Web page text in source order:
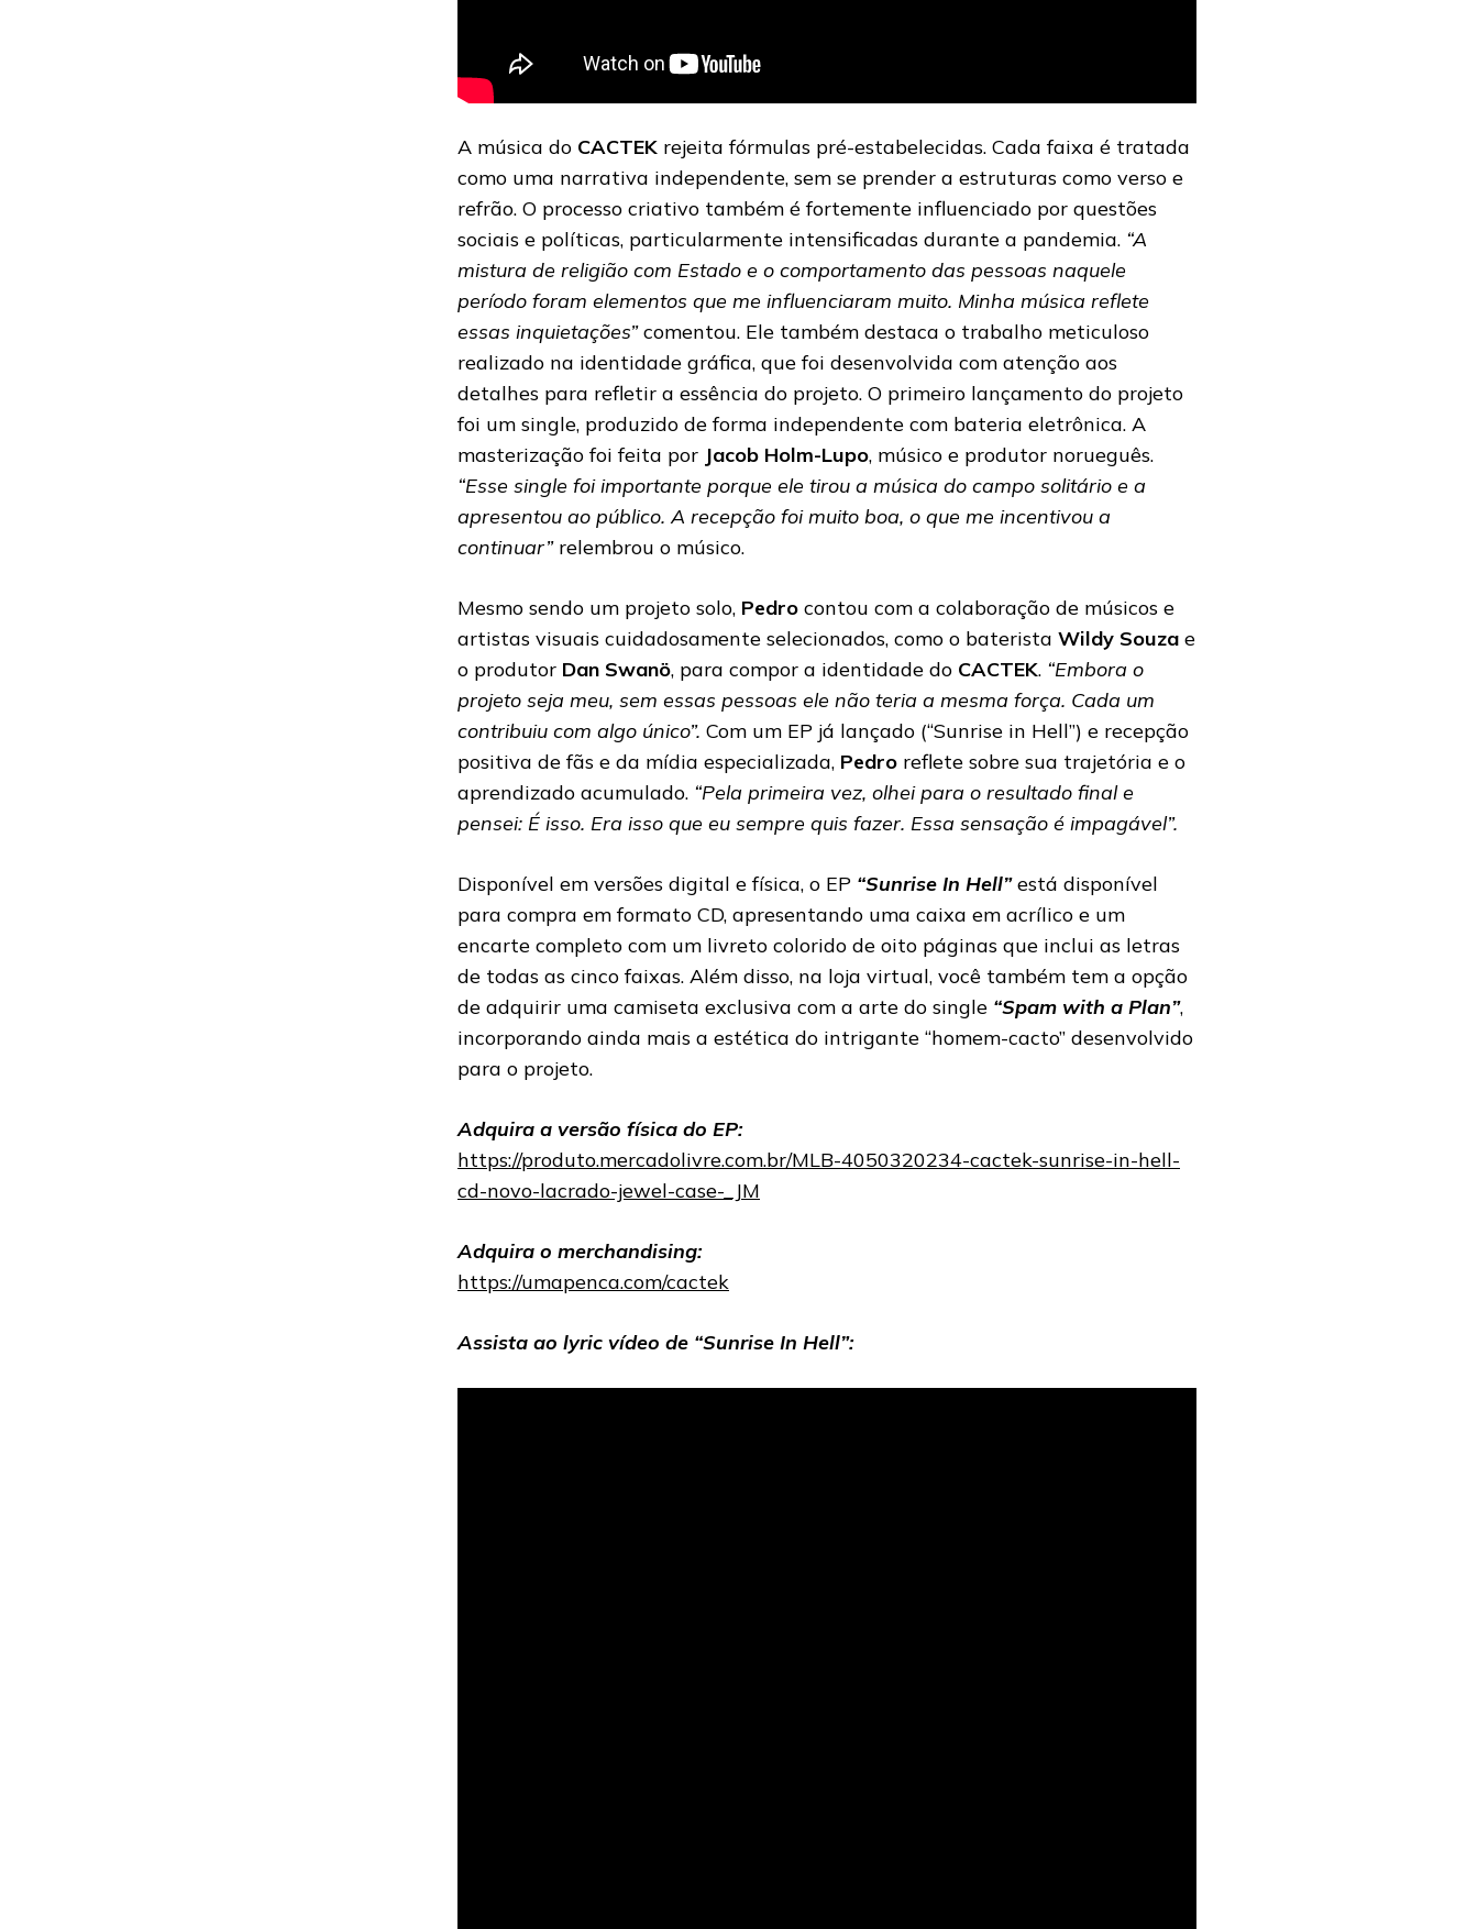
A música do CACTEK rejeita fórmulas pré-estabelecidas. Cada faixa é tratada
como uma narrativa independente, sem se prender a estruturas como verso e
refrão. O processo criativo também é fortemente influenciado por questões
sociais e políticas, particularmente intensificadas durante a pandemia. “A
mistura de religião com Estado e o comportamento das pessoas naquele
período foram elementos que me influenciaram muito. Minha música reflete
essas inquietações”comentou. Ele também destaca o trabalho meticuloso
realizado na identidade gráfica, que foi desenvolvida com atenção aos
detalhes para refletir a essência do projeto. O primeiro lançamento do projeto
foi um single, produzido de forma independente com bateria eletrônica. A
masterização foi feita por Jacob Holm-Lupo, músico e produtor norueguês.
“Esse single foi importante porque ele tirou a música do campo solitário e a
apresentou ao público. A recepção foi muito boa, o que me incentivou a
continuar”relembrou o músico.
Mesmo sendo um projeto solo, Pedro contou com a colaboração de músicos e
artistas visuais cuidadosamente selecionados, como o baterista Wildy Souza e
o produtor Dan Swanö, para compor a identidade do CACTEK. “Embora o
projeto seja meu, sem essas pessoas ele não teria a mesma força. Cada um
contribuiu com algo único”. Com um EP já lançado (“Sunrise in Hell”) e recepção
positiva de fãs e da mídia especializada, Pedro reflete sobre sua trajetória e o
aprendizado acumulado. “Pela primeira vez, olhei para o resultado final e
pensei: É isso. Era isso que eu sempre quis fazer. Essa sensação é impagável”.
Disponível em versões digital e física, o EP “Sunrise In Hell”está disponível
para compra em formato CD, apresentando uma caixa em acrílico e um
encarte completo com um livreto colorido de oito páginas que inclui as letras
de todas as cinco faixas. Além disso, na loja virtual, você também tem a opção
de adquirir uma camiseta exclusiva com a arte do single “Spam with a Plan”,
incorporando ainda mais a estética do intrigante “homem-cacto” desenvolvido
para o projeto.
Adquira a versão física do EP:
https://produto.mercadolivre.com.br/MLB-4050320234-cactek-sunrise-in-hell-
cd-novo-lacrado-jewel-case-_JM
Adquira o merchandising:
https://umapenca.com/cactek
Assista ao lyric vídeo de “Sunrise In Hell”: